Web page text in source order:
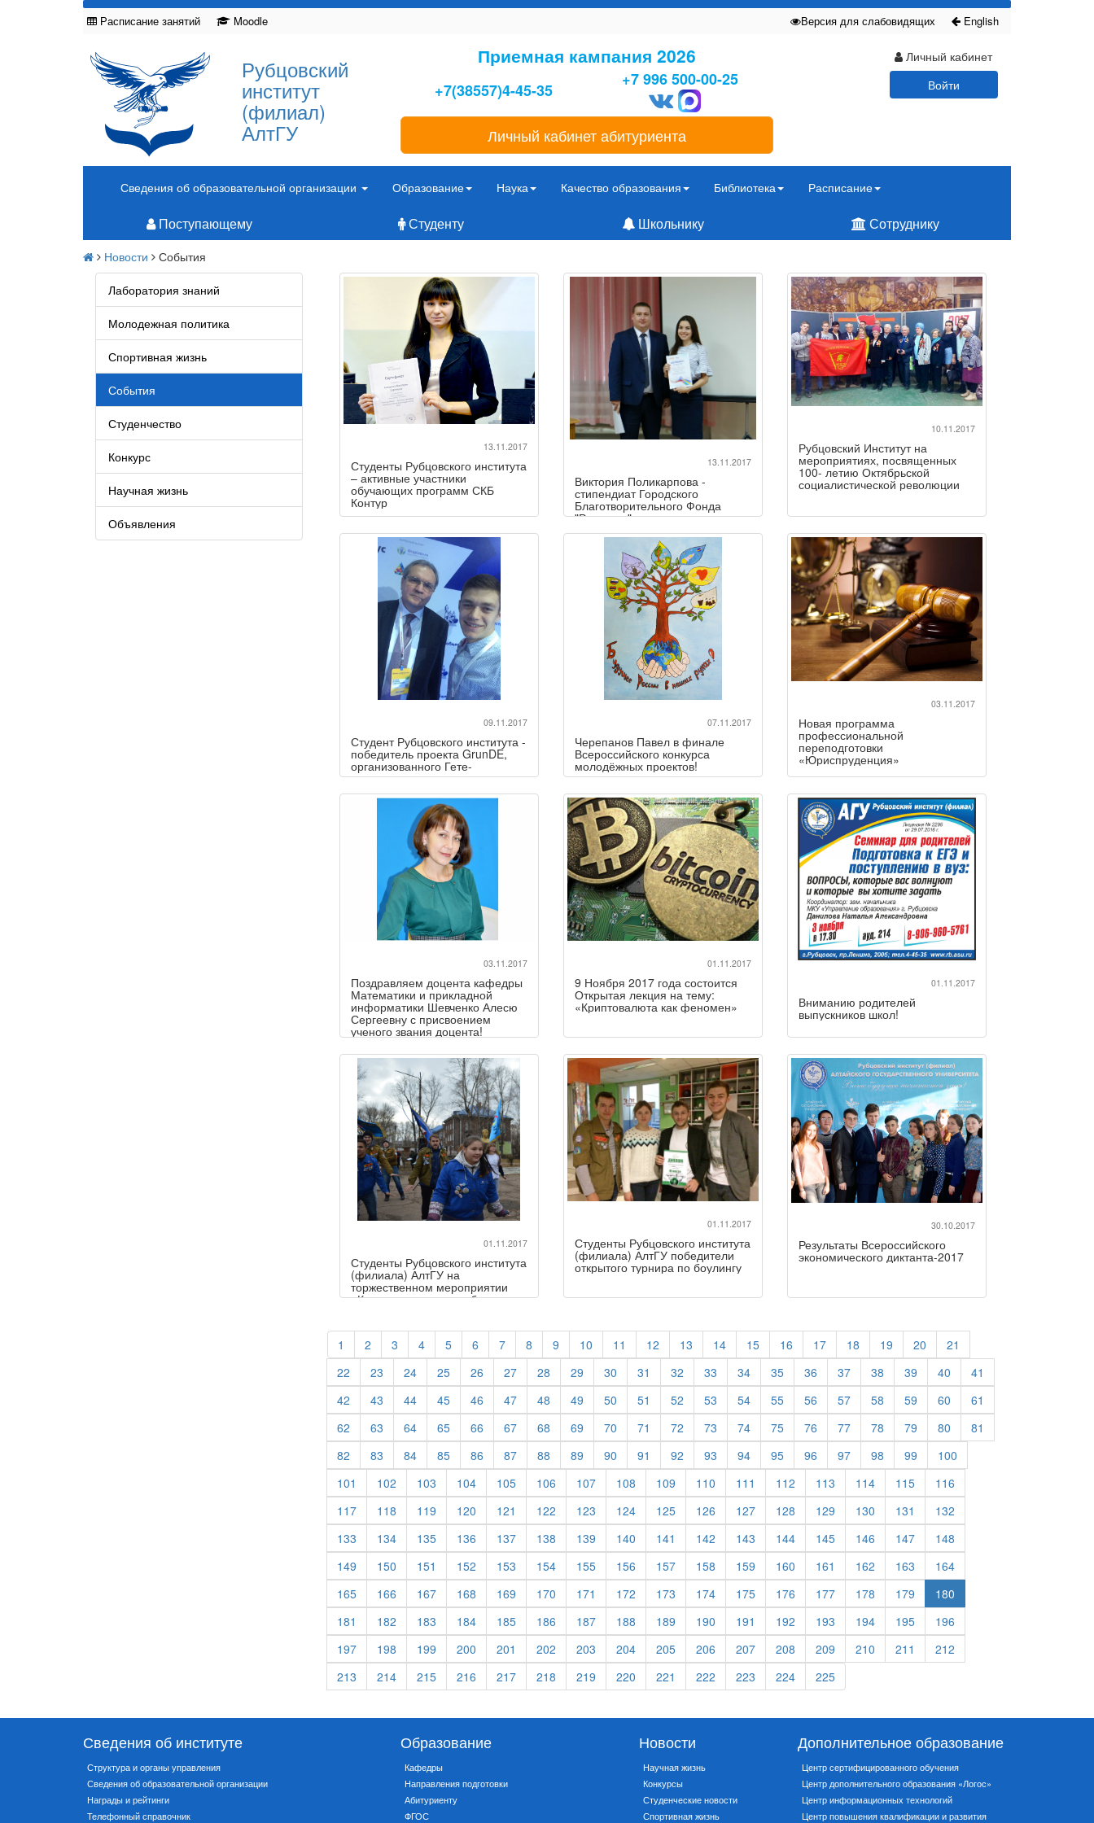
Расписание занятий Moodle English
Версия для слабовидящих
Рубцовский
институт
(филиал)
АлтГУ
Приемная кампания 2026
+7(38557)4-45-35
+7 996 500-00-25
Личный кабинет абитуриента
Личный кабинет
Войти
Сведения об образовательной организации Образование Наука Качество образования Библиотека Расписание
Поступающему Студенту Школьнику Сотруднику
Новости События
Лаборатория знаний
Молодежная политика
Спортивная жизнь
События
Студенчество
Конкурс
Научная жизнь
Объявления
13.11.2017
Студенты Рубцовского института
– активные участники
обучающих программ СКБ
Контур
13.11.2017
Виктория Поликарпова -
стипендиат Городского
Благотворительного Фонда
"Развитие"
10.11.2017
Рубцовский Институт на
мероприятиях, посвященных
100- летию Октябрьской
социалистической революции
09.11.2017
Студент Рубцовского института -
победитель проекта GrunDE,
организованного Гете-
институтом
07.11.2017
Черепанов Павел в финале
Всероссийского конкурса
молодёжных проектов!
03.11.2017
Новая программа
профессиональной
переподготовки
«Юриспруденция»
03.11.2017
Поздравляем доцента кафедры
Математики и прикладной
информатики Шевченко Алесю
Сергеевну с присвоением
ученого звания доцента!
01.11.2017
9 Ноября 2017 года состоится
Открытая лекция на тему:
«Криптовалюта как феномен»
01.11.2017
Вниманию родителей
выпускников школ!
01.11.2017
Студенты Рубцовского института
(филиала) АлтГУ на
торжественном мероприятии
«Комсомол - моя судьба»
01.11.2017
Студенты Рубцовского института
(филиала) АлтГУ победители
открытого турнира по боулингу
30.10.2017
Результаты Всероссийского
экономического диктанта-2017
1 2 3 4 5 6 7 8 9 10 11 12 13 14 15 16 17 18 19 20
21
22
23 24 25 26 27 28 29 30 31 32 33 34 35 36 37 38 39 40
41
42
43 44 45 46 47 48 49 50 51 52 53 54 55 56 57 58 59 60
61
62
63 64 65 66 67 68 69 70 71 72 73 74 75 76 77 78 79 80
81
82
83 84 85 86 87 88 89 90 91 92 93 94 95 96 97 98 99
100
101
102 103 104 105 106 107 108 109 110 111 112 113 114 115
116
117
118 119 120 121 122 123 124 125 126 127 128 129 130 131
132
133
134 135 136 137 138 139 140 141 142 143 144 145 146 147
148
149
150 151 152 153 154 155 156 157 158 159 160 161 162 163
164
165
166 167 168 169 170 171 172 173 174 175 176 177 178 179
180
181
182 183 184 185 186 187 188 189 190 191 192 193 194 195
196
197
198 199 200 201 202 203 204 205 206 207 208 209 210 211
212
213
214 215 216 217 218 219 220 221 222 223 224 225
Сведения об институте
Структура и органы управления
Сведения об образовательной организации
Награды и рейтинги
Телефонный справочник
Образование
Кафедры
Направления подготовки
Абитуриенту
ФГОС
Новости
Научная жизнь
Конкурсы
Студенческие новости
Спортивная жизнь
Дополнительное образование
Центр сертифицированного обучения
Центр дополнительного образования «Логос»
Центр информационных технологий
Центр повышения квалификации и развития